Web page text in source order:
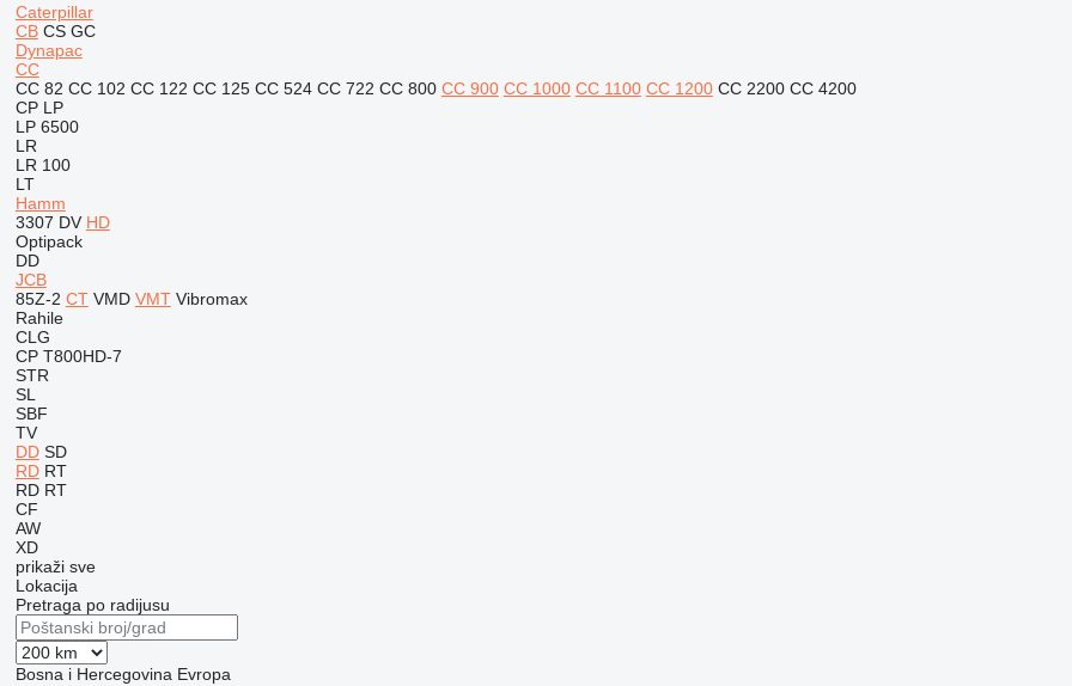
Caterpillar
CB CS GC
Dynapac
CC
CC 82 CC 102 CC 122 CC 125 CC 524 CC 722 CC 800 CC 900 CC 1000 CC 1100 CC 1200 CC 2200 CC 4200
CP LP
LP 6500
LR
LR 100
LT
Hamm
3307 DV HD
Optipack
DD
JCB
85Z-2 CT VMD VMT Vibromax
Rahile
CLG
CP T800HD-7
STR
SL
SBF
TV
DD SD
RD RT
RD RT
CF
AW
XD
prikaži sve
Lokacija
Pretraga po radijusu
Bosna i Hercegovina Evropa